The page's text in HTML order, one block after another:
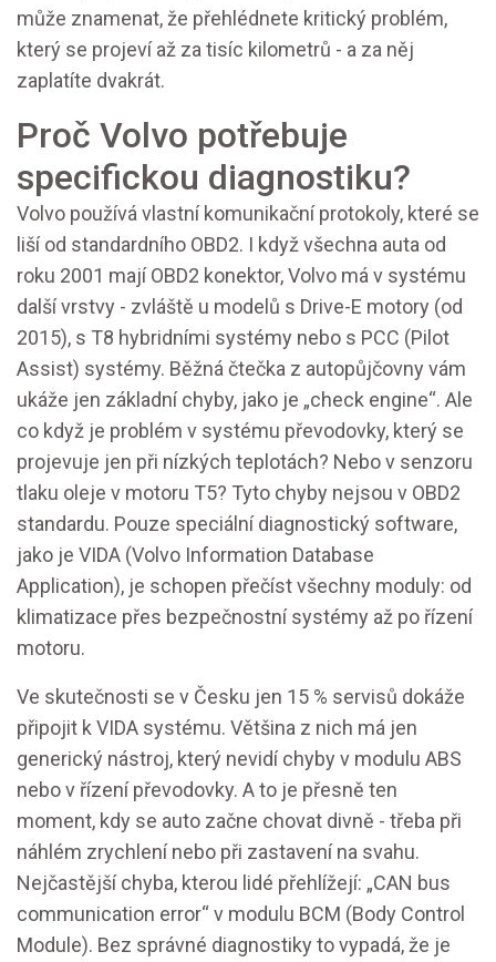
může znamenat, že přehlédnete kritický problém,
který se projeví až za tisíc kilometrů - a za něj
zaplatíte dvakrát.
Proč Volvo potřebuje
specifickou diagnostiku?
Volvo používá vlastní komunikační protokoly, které se
liší od standardního OBD2. I když všechna auta od
roku 2001 mají OBD2 konektor, Volvo má v systému
další vrstvy - zvláště u modelů s Drive-E motory (od
2015), s T8 hybridními systémy nebo s PCC (Pilot
Assist) systémy. Běžná čtečka z autopůjčovny vám
ukáže jen základní chyby, jako je „check engine“. Ale
co když je problém v systému převodovky, který se
projevuje jen při nízkých teplotách? Nebo v senzoru
tlaku oleje v motoru T5? Tyto chyby nejsou v OBD2
standardu. Pouze speciální diagnostický software,
jako je VIDA (Volvo Information Database
Application), je schopen přečíst všechny moduly: od
klimatizace přes bezpečnostní systémy až po řízení
motoru.
Ve skutečnosti se v Česku jen 15 % servisů dokáže
připojit k VIDA systému. Většina z nich má jen
generický nástroj, který nevidí chyby v modulu ABS
nebo v řízení převodovky. A to je přesně ten
moment, kdy se auto začne chovat divně - třeba při
náhlém zrychlení nebo při zastavení na svahu.
Nejčastější chyba, kterou lidé přehlížejí: „CAN bus
communication error“ v modulu BCM (Body Control
Module). Bez správné diagnostiky to vypadá, že je